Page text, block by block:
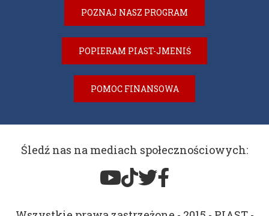
POZNAJ NASZ PROGRAM
POPIERAM PIAST-JMENIŚ
POMOC FINANSOWA
Śledź nas na mediach społecznościowych: